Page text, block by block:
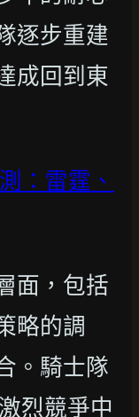
逐步重建
成回到東
：雷霆、
面，包括
略的調
。騎士隊
烈競爭中